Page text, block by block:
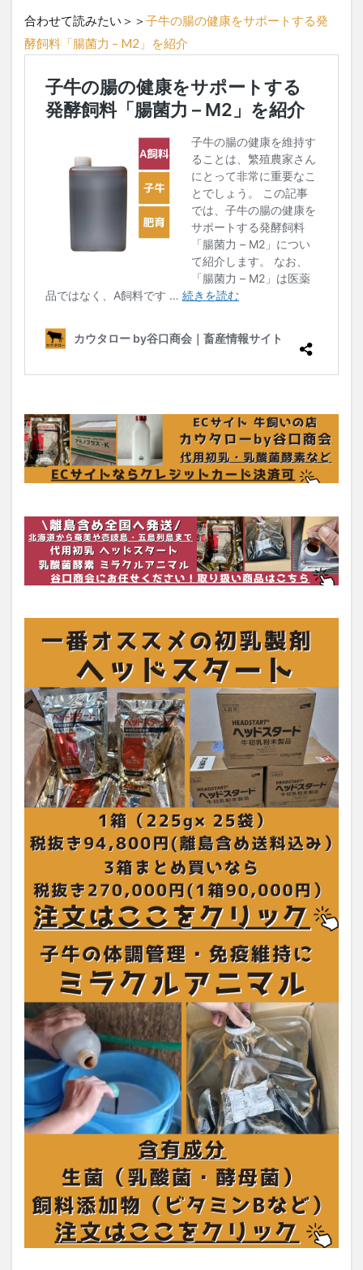
合わせて読みたい＞＞ 子牛の腸の健康をサポートする発
酵飼料「腸菌力 – M2」を紹介